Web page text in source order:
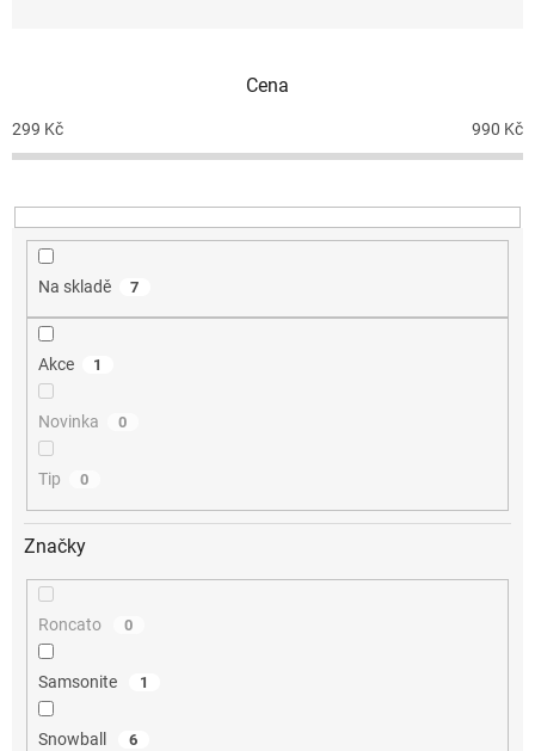
p
r
u
Cena
299 Kč 990 Kč
Na skladě 7
Akce 1
Novinka 0
Tip 0
Značky
Roncato 0
Samsonite 1
Snowball 6